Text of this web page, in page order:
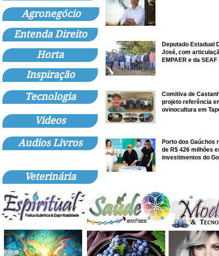
Agronegócio
Entenda Direito
Horta
Inspiração
Tecnologia
Videos
Audios Livros
Veterinária
Deputado Estadual
José, com
EMPAER e da
Comitiva de
projeto referência
ovinocultura em
Porto dos Gaúchos
de R$ 426 milhões
investimentos do